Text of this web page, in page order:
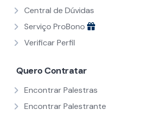
Central de Dúvidas
Serviço ProBono
Verificar Perfil
Quero Contratar
Encontrar Palestras
Encontrar Palestrante